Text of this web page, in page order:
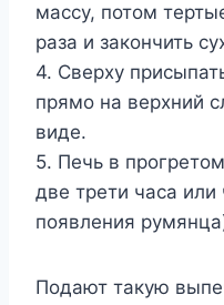
массу, потом
раза и закончить
4. Сверху
прямо на верхний
виде.
5. Печь в
две трети часа
появления
Подают такую